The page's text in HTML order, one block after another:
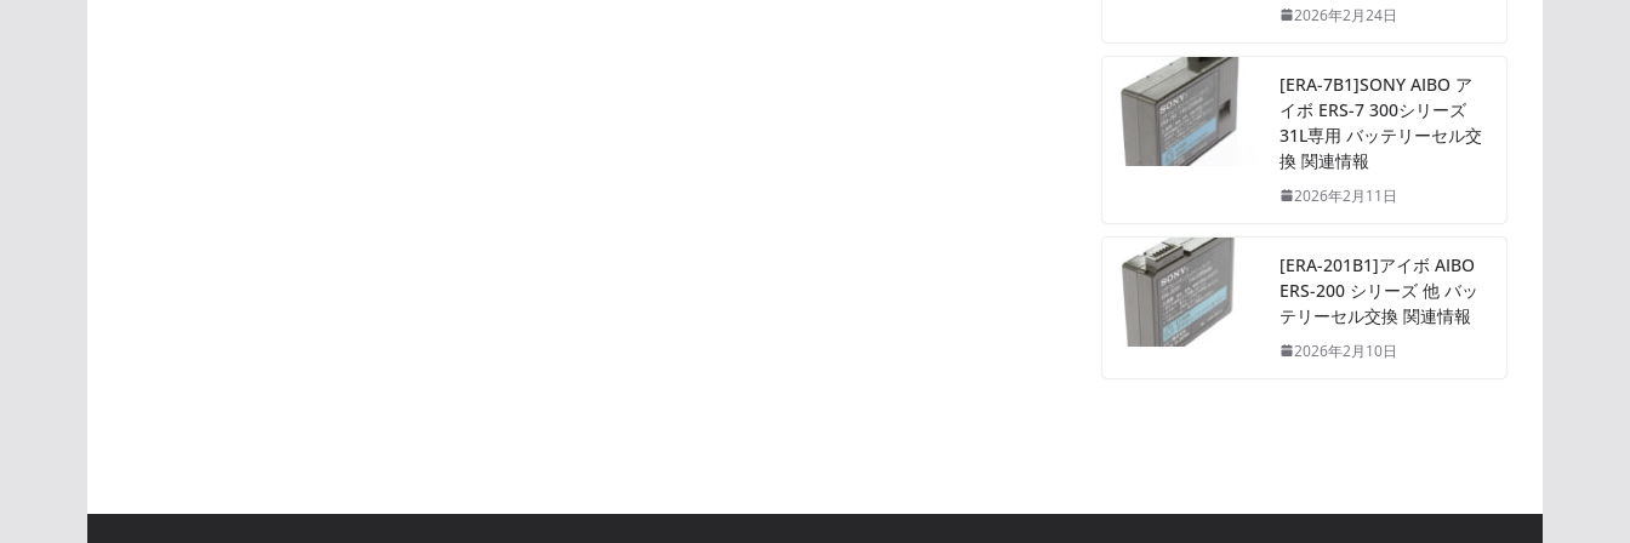
2026年2月24日
[ERA-7B1]SONY AIBO ア
イボ ERS-7 300シリーズ
31L専用 バッテリーセル交
換 関連情報
2026年2月11日
[ERA-201B1]アイボ AIBO
ERS-200 シリーズ 他 バッ
テリーセル交換 関連情報
2026年2月10日